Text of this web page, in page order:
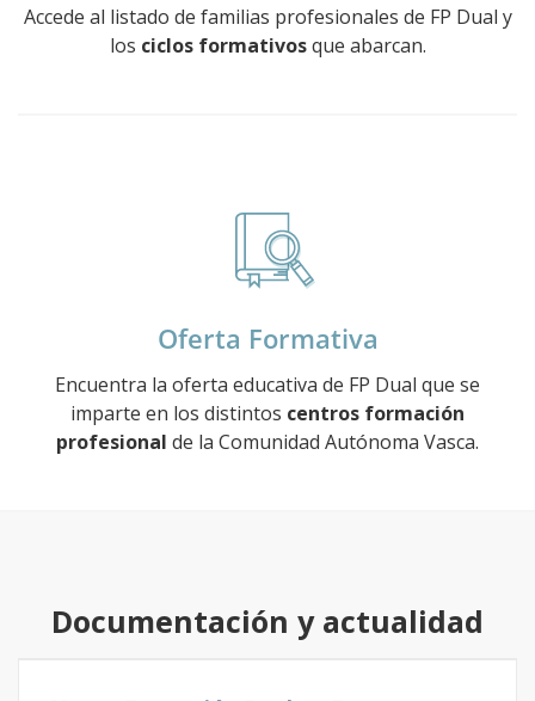
Accede al listado de familias profesionales de FP Dual y
los ciclos formativosque abarcan.
Oferta Formativa
Encuentra la oferta educativa de FP Dual que se
imparte en los distintos centros formación
profesional de la Comunidad Autónoma Vasca.
Documentación y actualidad